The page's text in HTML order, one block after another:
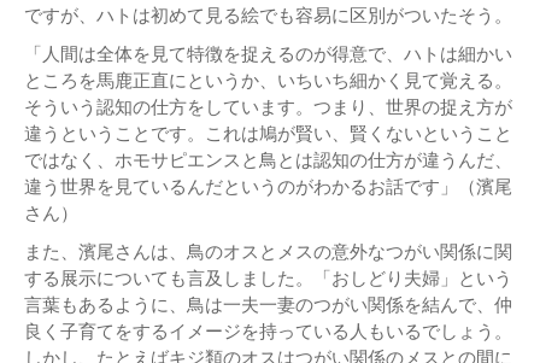
ですが、ハトは初めて見る絵でも容易に区別がついたそう。
「人間は全体を見て特徴を捉えるのが得意で、ハトは細かい
ところを馬鹿正直にというか、いちいち細かく見て覚える。
そういう認知の仕方をしています。つまり、世界の捉え方が
違うということです。これは鳩が賢い、賢くないということ
ではなく、ホモサピエンスと鳥とは認知の仕方が違うんだ、
違う世界を見ているんだというのがわかるお話です」（濱尾
さん）
また、濱尾さんは、鳥のオスとメスの意外なつがい関係に関
する展示についても言及しました。「おしどり夫婦」という
言葉もあるように、鳥は一夫一妻のつがい関係を結んで、仲
良く子育てをするイメージを持っている人もいるでしょう。
しかし、たとえばキジ類のオスはつがい関係のメスとの間に